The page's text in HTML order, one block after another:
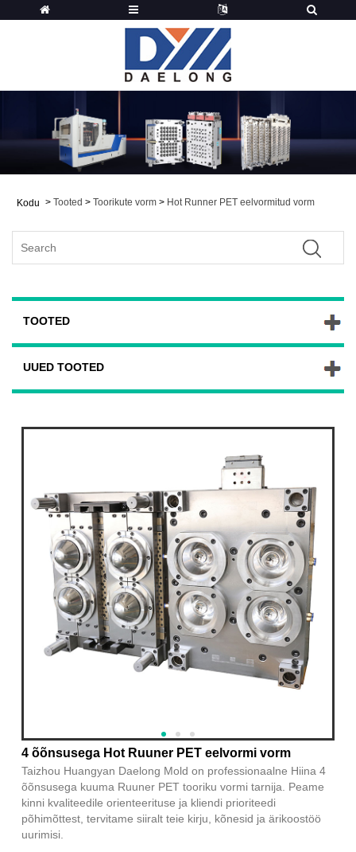
Kodu > Tooted > Toorikute vorm > Hot Runner PET eelvormitud vorm
TOOTED
UUED TOOTED
4 õõnsusega Hot Ruuner PET eelvormi vorm
Taizhou Huangyan Daelong Mold on professionaalne Hiina 4
õõnsusega kuuma Ruuner PET tooriku vormi tarnija. Peame
kinni kvaliteedile orienteerituse ja kliendi prioriteedi
põhimõttest, tervitame siiralt teie kirju, kõnesid ja ärikoostöö
uurimisi.